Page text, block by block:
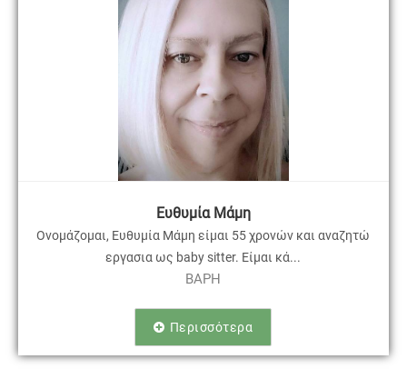
Ευθυμία Μάμη
Ονομάζομαι, Ευθυμία Μάμη είμαι 55 χρονών και αναζητώ
εργασια ως baby sitter. Είμαι κά...
BAPH
Περισσότερα